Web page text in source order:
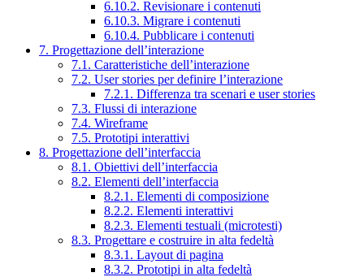
6.10.2. Revisionare i contenuti
6.10.3. Migrare i contenuti
6.10.4. Pubblicare i contenuti
7. Progettazione dell’interazione
7.1. Caratteristiche dell’interazione
7.2. User stories per definire l’interazione
7.2.1. Differenza tra scenari e user stories
7.3. Flussi di interazione
7.4. Wireframe
7.5. Prototipi interattivi
8. Progettazione dell’interfaccia
8.1. Obiettivi dell’interfaccia
8.2. Elementi dell’interfaccia
8.2.1. Elementi di composizione
8.2.2. Elementi interattivi
8.2.3. Elementi testuali (microtesti)
8.3. Progettare e costruire in alta fedeltà
8.3.1. Layout di pagina
8.3.2. Prototipi in alta fedeltà